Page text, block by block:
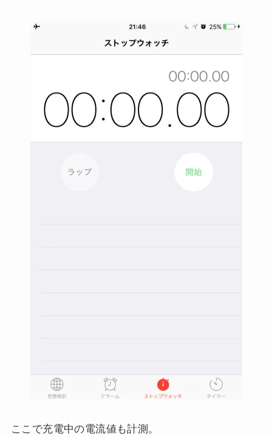
ここで充電中の電流値も計測。